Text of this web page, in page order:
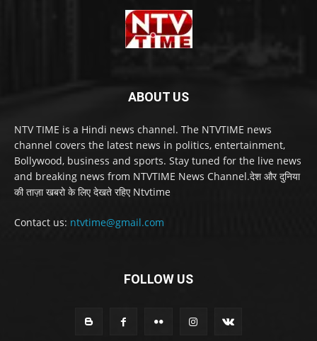
ABOUT US
NTV TIME is a Hindi news channel. The NTVTIME news
channel covers the latest news in politics, entertainment,
Bollywood, business and sports. Stay tuned for the live news
and breaking news from NTVTIME News Channel.देश और दुनिया
की ताज़ा खबरो के लिए देखते रहिए Ntvtime
Contact us: ntvtime@gmail.com
FOLLOW US